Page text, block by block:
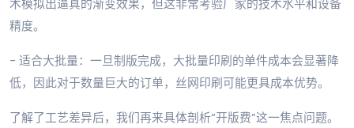
术模拟出逼真的渐变效果，但这非常考验厂家的技术水平和设备
精度。
- 适合大批量：一旦制版完成，大批量印刷的单件成本会显著降
低，因此对于数量巨大的订单，丝网印刷可能更具成本优势。
了解了工艺差异后，我们再来具体剖析“开版费”这一焦点问题。